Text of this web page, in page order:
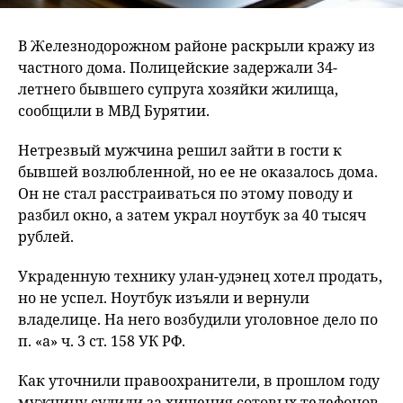
В Железнодорожном районе раскрыли кражу из
частного дома. Полицейские задержали 34-
летнего бывшего супруга хозяйки жилища,
сообщили в МВД Бурятии.
Нетрезвый мужчина решил зайти в гости к
бывшей возлюбленной, но ее не оказалось дома.
Он не стал расстраиваться по этому поводу и
разбил окно, а затем украл ноутбук за 40 тысяч
рублей.
Украденную технику улан-удэнец хотел продать,
но не успел. Ноутбук изъяли и вернули
владелице. На него возбудили уголовное дело по
п. «а» ч. 3 ст. 158 УК РФ.
Как уточнили правоохранители, в прошлом году